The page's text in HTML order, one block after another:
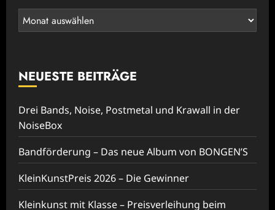
Rückblick
NEUESTE BEITRÄGE
Drei Bands, Noise, Postmetal und Krawall in der
NoiseBox
Bandförderung – Das neue Album von BONGEN’S
KleinKunstPreis 2026 – Die Gewinner
Kleinkunst mit Klasse – Preisverleihung beim